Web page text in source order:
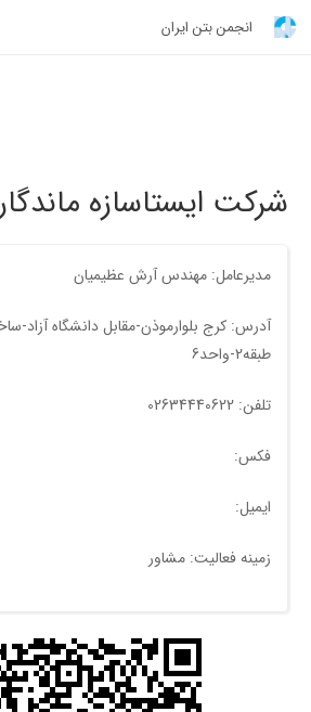
انجمن بتن ایران
شرکت ایستاسازه ماندگار
مدیرعامل: مهندس آرش عظیمیان
آدرس: کرج بلوارموذن-مقابل دانشگاه آزاد-
طبقه2-واحد6
تلفن: 02634440622
فکس:
ایمیل:
زمینه فعالیت: مشاور